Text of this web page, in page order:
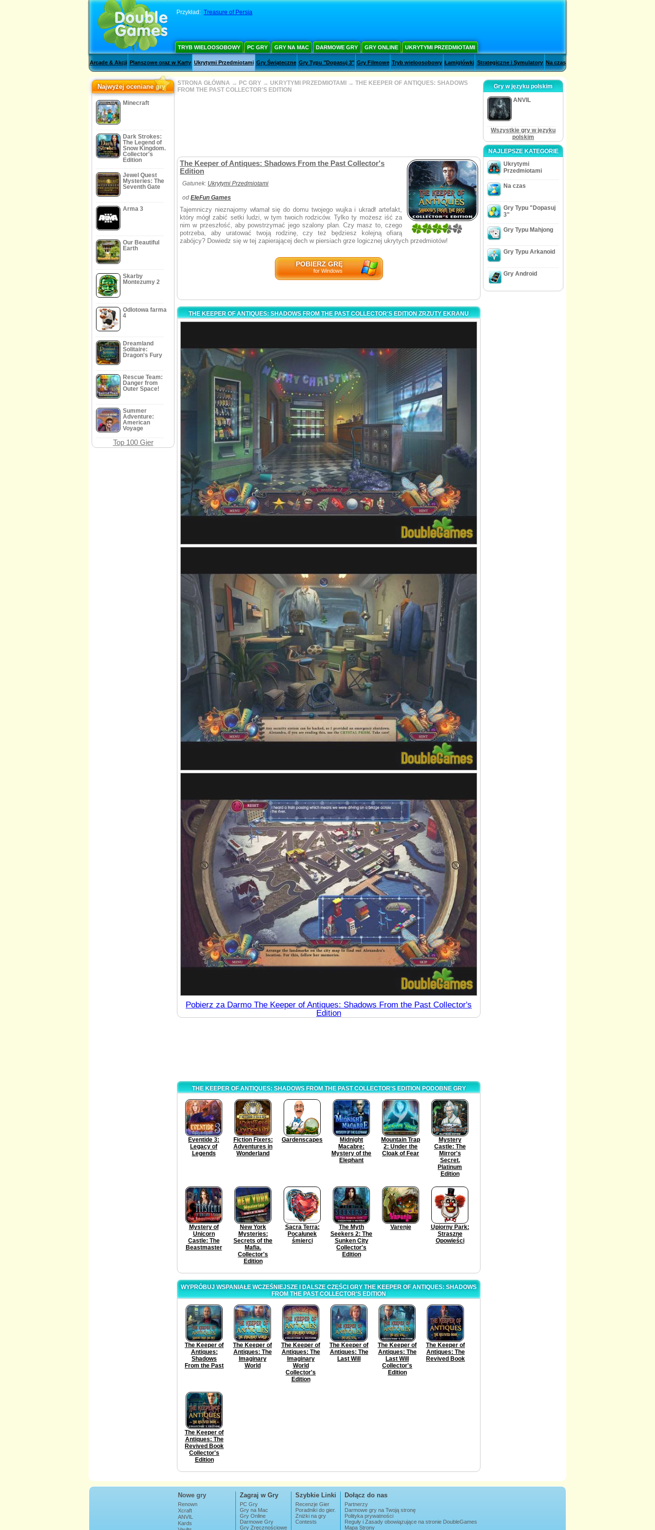
Przykład: Treasure of Persia
TRYB WIELOOSOBOWY PC GRY GRY NA MAC DARMOWE GRY GRY ONLINE UKRYTYMI PRZEDMIOTAMI
Arcade & Akcji Planszowe oraz w Karty Ukrytymi Przedmiotami Gry Świąteczne Gry Typu "Dopasuj 3" Gry Filmowe Tryb wieloosobowy Łamigłówki Strategiczne i Symulatory Na czas
Najwyżej oceniane gry
Minecraft
Dark Strokes:
The Legend of
Snow Kingdom.
Collector's
Edition
Jewel Quest
Mysteries: The
Seventh Gate
Arma 3
Our Beautiful
Earth
Skarby
Montezumy 2
Odlotowa farma
4
Dreamland
Solitaire:
Dragon's Fury
Rescue Team:
Danger from
Outer Space!
Summer
Adventure:
American
Voyage
Top 100 Gier
STRONA GŁÓWNA → PC GRY → UKRYTYMI PRZEDMIOTAMI → THE KEEPER OF ANTIQUES: SHADOWS
FROM THE PAST COLLECTOR'S EDITION
5
The Keeper of Antiques: Shadows From the Past Collector's
Edition
Gatunek: Ukrytymi Przedmiotami
od EleFun Games
Tajemniczy nieznajomy włamał się do domu twojego wujka i ukradł artefakt,
który mógł zabić setki ludzi, w tym twoich rodziców. Tylko ty możesz iść za
nim w przeszłość, aby powstrzymać jego szalony plan. Czy masz to, czego
potrzeba, aby uratować twoją rodzinę, czy też będziesz kolejną ofiarą
zabójcy? Dowiedz się w tej zapierającej dech w piersiach grze logicznej ukrytych przedmiotów!
POBIERZ GRĘ
for Windows
THE KEEPER OF ANTIQUES: SHADOWS FROM THE PAST COLLECTOR'S EDITION ZRZUTY EKRANU
Pobierz za Darmo The Keeper of Antiques: Shadows From the Past Collector's
Edition
THE KEEPER OF ANTIQUES: SHADOWS FROM THE PAST COLLECTOR'S EDITION PODOBNE GRY
Eventide 3:
Legacy of
Legends
Fiction Fixers:
Adventures in
Wonderland
Gardenscapes
Midnight
Macabre:
Mystery of the
Elephant
Mountain Trap
2: Under the
Cloak of Fear
Mystery
Castle: The
Mirror's
Secret.
Platinum
Edition
Mystery of
Unicorn
Castle: The
Beastmaster
New York
Mysteries:
Secrets of the
Mafia.
Collector's
Edition
Sacra Terra:
Pocałunek
śmierci
The Myth
Seekers 2: The
Sunken City
Collector's
Edition
Varenje
Upiorny Park:
Straszne
Opowieści
WYPRÓBUJ WSPANIAŁE WCZEŚNIEJSZE I DALSZE CZĘŚCI GRY THE KEEPER OF ANTIQUES: SHADOWS
FROM THE PAST COLLECTOR'S EDITION
The Keeper of
Antiques:
Shadows
From the Past
The Keeper of
Antiques: The
Imaginary
World
The Keeper of
Antiques: The
Imaginary
World
Collector's
Edition
The Keeper of
Antiques: The
Last Will
The Keeper of
Antiques: The
Last Will
Collector's
Edition
The Keeper of
Antiques: The
Revived Book
The Keeper of
Antiques: The
Revived Book
Collector's
Edition
Gry w języku polskim
ANVIL
Wszystkie gry w języku
polskim
NAJLEPSZE KATEGORIE
Ukrytymi
Przedmiotami
Na czas
Gry Typu "Dopasuj
3"
Gry Typu Mahjong
Gry Typu Arkanoid
Gry Android
Nowe gry
Renown
Xcraft
ANVIL
Kards
Zagraj w Gry
PC Gry
Gry na Mac
Gry Online
Darmowe Gry
Gry Zręcznościowe
Szybkie Linki
Recenzje Gier
Poradniki do gier.
Zniżki na gry
Contests
Dołącz do nas
Partnerzy
Darmowe gry na Twoją stronę
Polityka prywatności
Reguły i Zasady obowiązujące na stronie DoubleGames
Mapa Strony